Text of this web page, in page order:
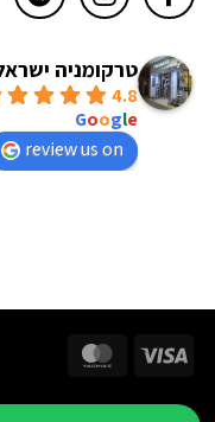
טרקומניה
4.8
Google
review us on
Visa